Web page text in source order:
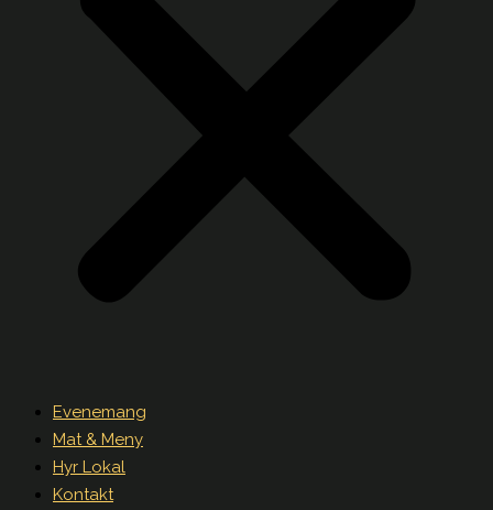
Evenemang
Mat & Meny
Hyr Lokal
Kontakt